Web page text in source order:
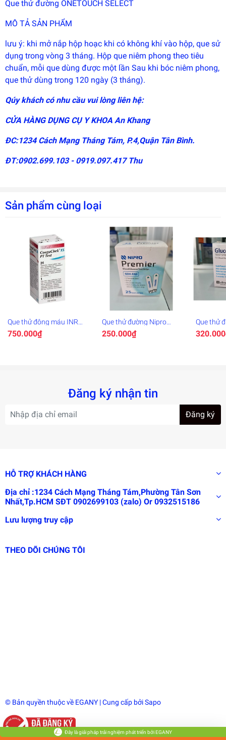
Que thử đường ONETOUCH SELECT
MÔ TẢ SẢN PHẨM
lưu ý: khi mở nắp hộp hoạc khi có không khí vào hộp, que sử
dụng trong vòng 3 tháng. Hộp que niêm phong theo tiêu
chuẩn, mỗi que dùng được một lần Sau khi bóc niêm phong,
que thử dùng trong 120 ngày (3 tháng).
Qúy khách có nhu cầu vui lòng liên hệ:
CỬA HÀNG DỤNG CỤ Y KHOA An Khang
ĐC:1234 Cách Mạng Tháng Tám, P.4,Quận Tân Bình.
ĐT:0902.699.103 - 0919.097.417 Thu
Sản phẩm cùng loại
Que thử đông máu INR
CoaguChek XS 6 que
750.000₫
Que thử đường Nipro
Premier
250.000₫
Que thử
Đăng ký nhận tin
Đăng ký
HỖ TRỢ KHÁCH HÀNG
Địa chỉ :1234 Cách Mạng Tháng Tám,Phường Tân Sơn
Nhất,Tp.HCM SĐT 0902699103 (zalo) Or 0932515186
Lưu lượng truy cập
THEO DÕI CHÚNG TÔI
© Bản quyền thuộc về EGANY | Cung cấp bởiSapo
triển
bởi
EGANY
Đây là giải pháp trải nghiệm phát triển bởi EGANY